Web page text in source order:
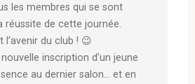
les membres qui se sont
réussite de cette journée.
l’avenir du club ! 😉
inscription d’un jeune
au dernier salon… et en